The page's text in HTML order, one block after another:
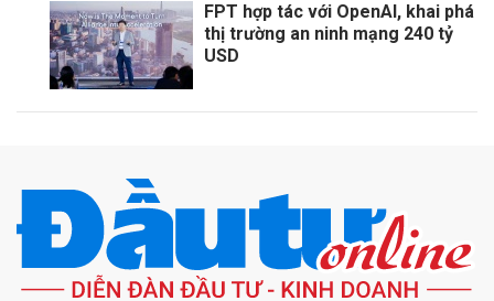
FPT hợp tác với OpenAI, khai phá
thị trường an ninh mạng 240 tỷ
USD